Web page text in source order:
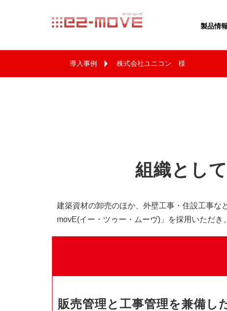
製品情報
導入事例 株式会社ユニコン 様
組織とし
建築資材の卸売のほか、外壁工事・住設工事な
movE(イー・ツゥー・ムーヴ)」を採用いただき
販売管理と工事管理を兼備し